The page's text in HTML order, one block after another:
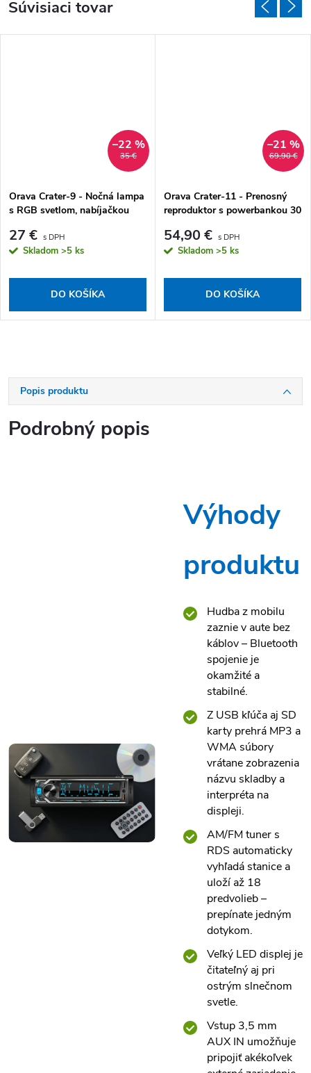
Súvisiaci tovar
35 €
–22 %
Orava Crater-9 - Nočná lampa
s RGB svetlom, nabíjačkou
27 €
Skladom >5 ks
DO KOŠÍKA
69,90 €
–21 %
Orava Crater-11 - Prenosný
reproduktor s powerbankou 30
54,90 €
Skladom >5 ks
DO KOŠÍKA
Popis produktu
Podrobný popis
Výhody
produktu
Hudba z mobilu
zaznie v aute bez
káblov – Bluetooth
spojenie je
okamžité a
stabilné.
Z USB kľúča aj SD
karty prehrá MP3 a
WMA súbory
vrátane zobrazenia
názvu skladby a
interpréta na
displeji.
AM/FM tuner s
RDS automaticky
vyhľadá stanice a
uloží až 18
predvolieb –
prepínate jedným
dotykom.
Veľký LED displej je
čitateľný aj pri
ostrým slnečnom
svetle.
Vstup 3,5 mm
AUX IN umožňuje
pripojiť akékoľvek